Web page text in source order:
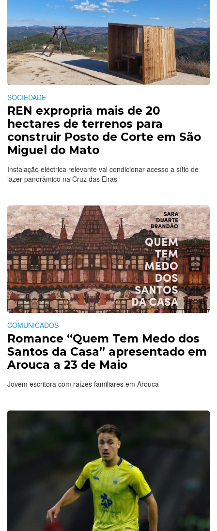
SOCIEDADE
REN expropria mais de 20
hectares de terrenos para
construir Posto de Corte em São
Miguel do Mato
Instalação eléctrica relevante vai condicionar acesso a sítio de
lazer panorâmico na Cruz das Eiras
COMUNICADOS
Romance “Quem Tem Medo dos
Santos da Casa” apresentado em
Arouca a 23 de Maio
Jovem escritora com raízes familiares em Arouca